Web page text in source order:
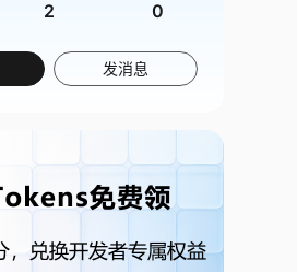
2 0
发消息